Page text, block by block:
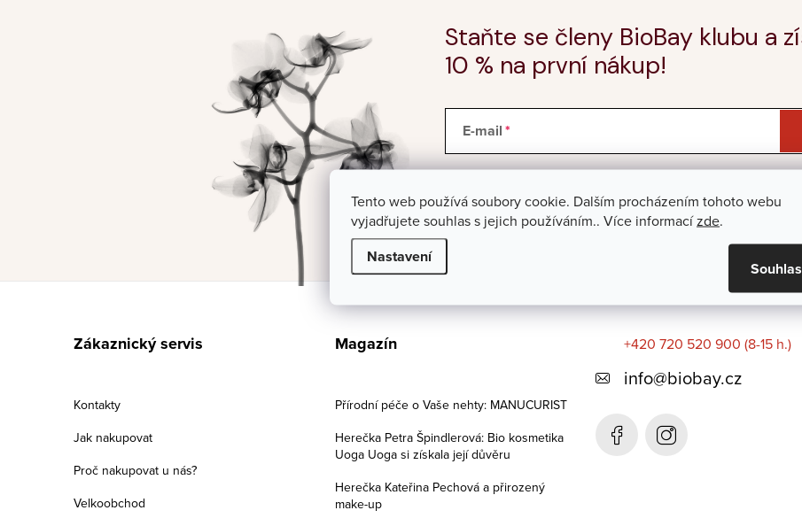
Tento web používá soubory cookie. Dalším procházením tohoto webu
vyjadřujete souhlas s jejich používáním.. Více informacízde.
Nastavení
Staňte se členy BioBay klubu a
10 % na první nákup!
E-mail
Zákaznický servis
Kontakty
Jak nakupovat
Proč nakupovat u nás?
Velkoobchod
Magazín
Přírodní péče o Vaše nehty: MANUCURIST
Herečka Petra Špindlerová: Bio kosmetika
Uoga Uoga si získala její důvěru
Herečka Kateřina Pechová a přirozený
make-up
+420 720 520 900 (8-15 h.)
info@biobay.cz